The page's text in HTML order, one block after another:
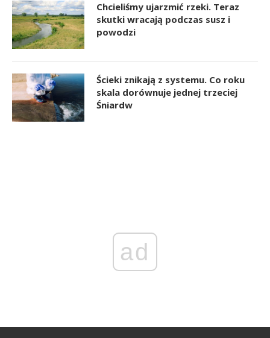
Chcieliśmy ujarzmić rzeki. Teraz
skutki wracają podczas susz i
powodzi
Ścieki znikają z systemu. Co roku
skala dorównuje jednej trzeciej
Śniardw
ad